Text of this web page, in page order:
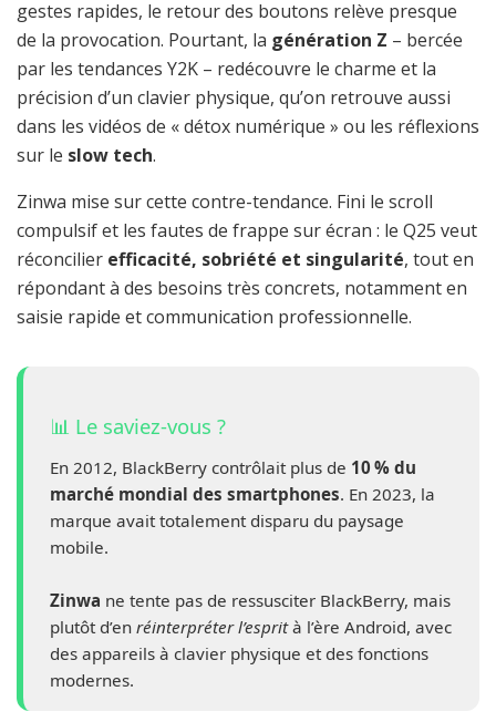
gestes rapides, le retour des boutons relève presque
de la provocation. Pourtant, la génération Z – bercée
par les tendances Y2K – redécouvre le charme et la
précision d’un clavier physique, qu’on retrouve aussi
dans les vidéos de « détox numérique » ou les réflexions
sur le slow tech.
Zinwa mise sur cette contre-tendance. Fini le scroll
compulsif et les fautes de frappe sur écran : le Q25 veut
réconcilier efficacité, sobriété et singularité, tout en
répondant à des besoins très concrets, notamment en
saisie rapide et communication professionnelle.
📊 Le saviez-vous ?
En 2012, BlackBerry contrôlait plus de 10 % du
marché mondial des smartphones. En 2023, la
marque avait totalement disparu du paysage
mobile.
Zinwa ne tente pas de ressusciter BlackBerry, mais
plutôt d’en réinterpréter l’esprità l’ère Android, avec
des appareils à clavier physique et des fonctions
modernes.